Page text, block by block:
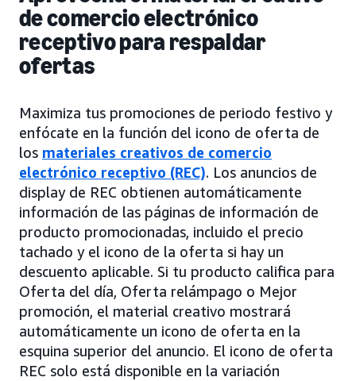
de comercio electrónico
receptivo para respaldar
ofertas
Maximiza tus promociones de periodo festivo y
enfócate en la función del icono de oferta de
los materiales creativos de comercio
electrónico receptivo (REC). Los anuncios de
display de REC obtienen automáticamente
información de las páginas de información de
producto promocionadas, incluido el precio
tachado y el icono de la oferta si hay un
descuento aplicable. Si tu producto califica para
Oferta del día, Oferta relámpago o Mejor
promoción, el material creativo mostrará
automáticamente un icono de oferta en la
esquina superior del anuncio. El icono de oferta
REC solo está disponible en la variación